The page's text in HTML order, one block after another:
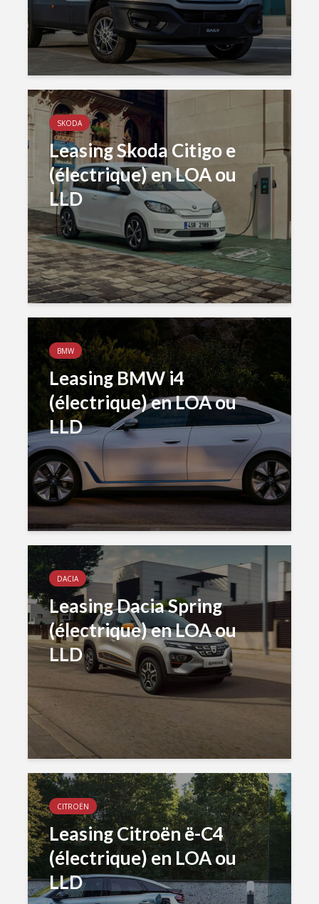
SKODA
Leasing Skoda Citigo e
(électrique) en LOA ou
LLD
BMW
Leasing BMW i4
(électrique) en LOA ou
LLD
DACIA
Leasing Dacia Spring
(électrique) en LOA ou
LLD
CITROËN
Leasing Citroën ë-C4
(électrique) en LOA ou
LLD